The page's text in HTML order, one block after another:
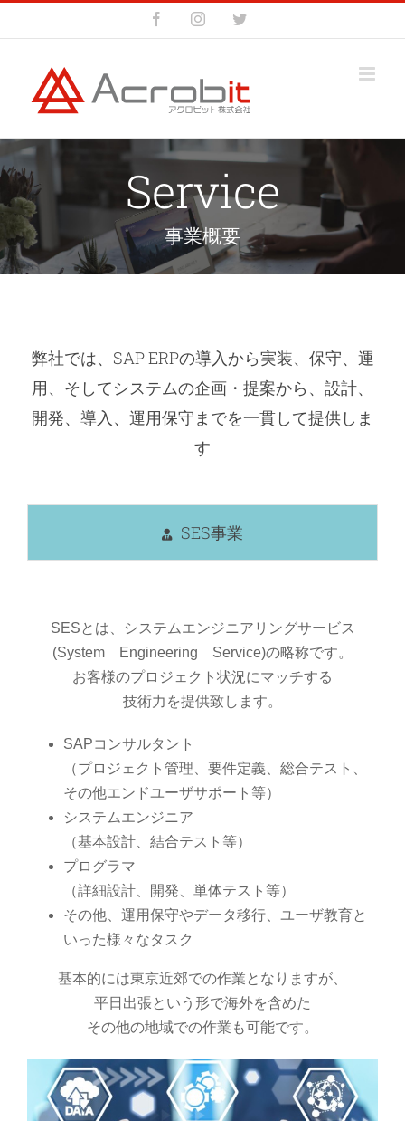
to
FacebookInstagramTwitter
Service
事業概要
弊社では、SAP ERPの導入から実装、保守、運
用、そしてシステムの企画・提案から、設計、
開発、導入、運用保守までを一貫して提供しま
す
SES事業
SESとは、システムエンジニアリングサービス
(System Engineering Service)の略称です。
お客様のプロジェクト状況にマッチする
技術力を提供致します。
SAPコンサルタント
（プロジェクト管理、要件定義、総合テスト、
その他エンドユーザサポート等）
システムエンジニア
（基本設計、結合テスト等）
プログラマ
（詳細設計、開発、単体テスト等）
その他、運用保守やデータ移行、ユーザ教育と
いった様々なタスク
基本的には東京近郊での作業となりますが、
平日出張という形で海外を含めた
その他の地域での作業も可能です。